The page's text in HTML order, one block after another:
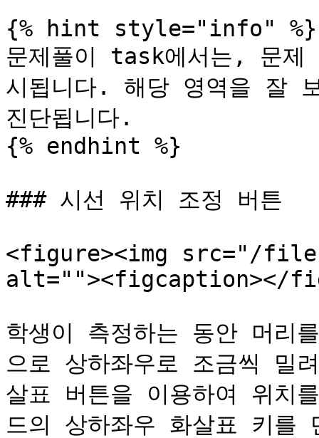
{% hint style="info" %}
문제풀이 task에서는, 문제
시됩니다. 해당 영역을 잘
진단됩니다.
{% endhint %}
### 시선 위치 조정 버튼
<figure><img src="/
alt=""><figcaption></
학생이 측정하는 동안 머리
으로 상하좌우로 조금씩 밀
살표 버튼을 이용하여 위치
드의 상하좌우 화살표 키를